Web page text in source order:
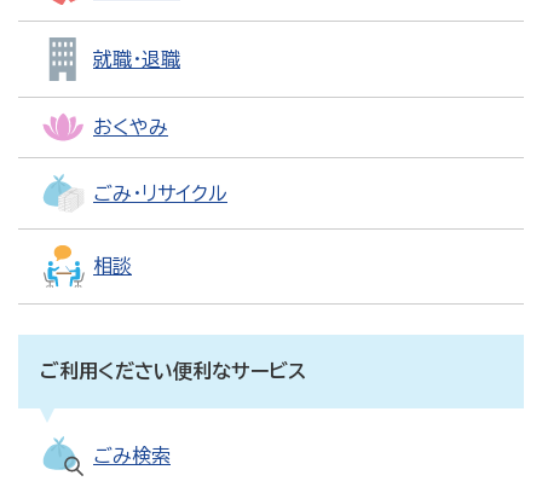
就職・退職
おくやみ
ごみ・リサイクル
相談
ご利用ください便利なサービス
ごみ検索